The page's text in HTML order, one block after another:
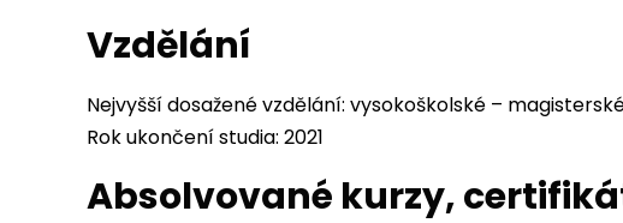
Vzdělání
Nejvyšší dosažené vzdělání: vysokoškolské –
Rok ukončení studia: 2021
Absolvované kurzy,